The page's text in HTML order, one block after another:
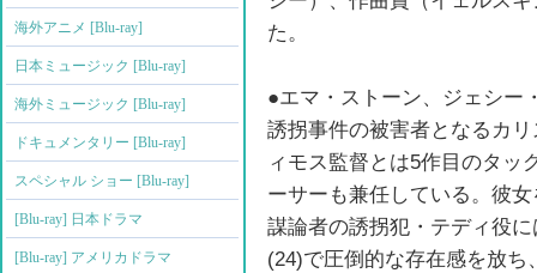
海外アニメ [Blu-ray]
日本ミュージック [Blu-ray]
海外ミュージック [Blu-ray]
ドキュメンタリー [Blu-ray]
スペシャル ショー [Blu-ray]
[Blu-ray] 日本ドラマ
[Blu-ray] アメリカドラマ
た。
●エマ・ストーン、ジェシー
誘拐事件の被害者となるカ
ィモス監督とは5作目のタッ
ーサーも兼任している。彼
謀論者の誘拐犯・テディ役
(24)で圧倒的な存在感を放